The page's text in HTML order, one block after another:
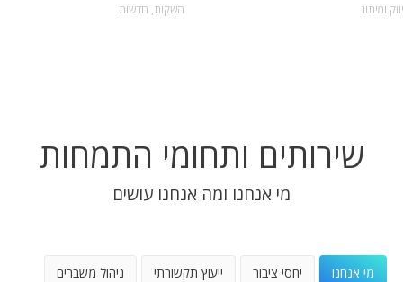
השקות, חדשות ומיתוג
שירותים ותחומי התמחות
מי אנחנו ומה אנחנו עושים
מי אנחנו יחסי ציבור ייעוץ תקשורתי ניהול משברים